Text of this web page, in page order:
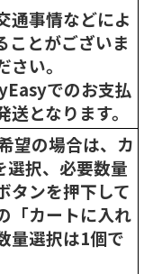
通事情などによ
ことがございま
い。
でのお支払
となります。
望の場合は、カ
選択、必要数量
タンを押下して
「カートに入れ
量選択は1個で